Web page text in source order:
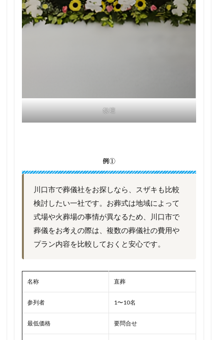
祭壇
例①
川口市で葬儀社をお探しなら、スザキも比較
検討したい一社です。お葬式は地域によって
式場や火葬場の事情が異なるため、川口市で
葬儀をお考えの際は、複数の葬儀社の費用や
プラン内容を比較しておくと安心です。
名称 直葬
参列者 1〜10名
最低価格 要問合せ